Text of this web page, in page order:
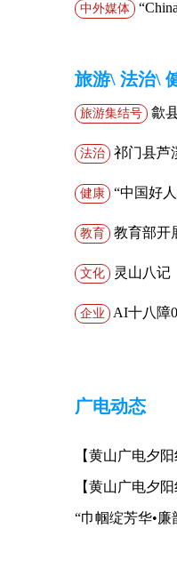
中外媒体
旅游\ 法治\
旅游集结号 歙
法治 祁门县芦
健康 “中国好
开展慰问义诊活
教育 教育部开
文化 灵山八记
企业 AI十八障
广电动态
【黄山广电夕
【黄山广电夕
“巾帼绽芳华•